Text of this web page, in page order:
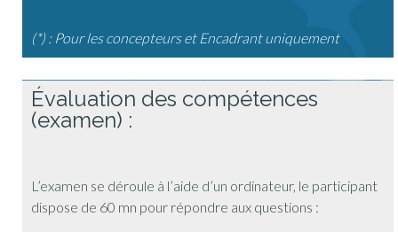
(*) : Pour les concepteurs et Encadrant uniquement
Évaluation des compétences
(examen) :
L’examen se déroule à l’aide d’un ordinateur, le participant
dispose de 60 mn pour répondre aux questions :